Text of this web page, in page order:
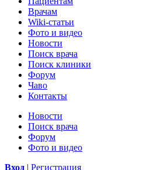
Врачам
Wiki-статьи
Фото и видео
Новости
Поиск врача
Поиск клиники
Форум
Чаво
Контакты
Новости
Поиск врача
Форум
Фото и видео
Вход | Регистрация